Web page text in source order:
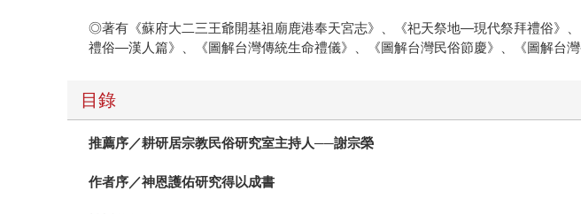
◎著有《蘇府大二三王爺開基祖廟鹿港奉天宮志》、《祀天祭地—現代祭拜禮俗》
禮俗—漢人篇》、《圖解台灣傳統生命禮儀》、《圖解台灣民俗節慶》、《圖解台灣
目錄
推薦序／耕研居宗教民俗研究室主持人──謝宗榮
作者序／神恩護佑研究得以成書